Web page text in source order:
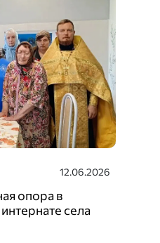
12.06.2026
опора в
села